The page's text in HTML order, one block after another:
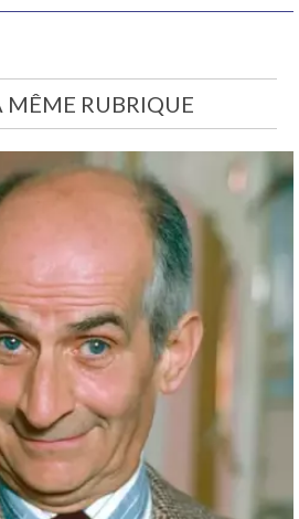
MÊME RUBRIQUE